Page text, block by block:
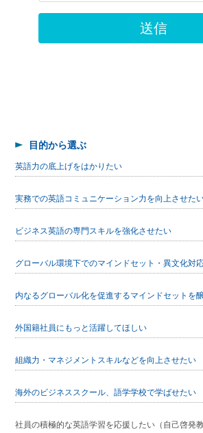
目的から選ぶ
英語力の底上げをはかりたい
実務での英語コミュニケーション力を向上させた
ビジネス英語の専門スキルを強化させたい
グローバル環境下でのマインドセット・異文化対
内なるグローバル化を促進するマインドセットを
外国籍社員にもっと活躍してほしい
組織力・マネジメントスキルなどを向上させたい
海外のビジネススクール、語学学校で学ばせたい
社員の積極的な英語学習を応援したい（自己啓発教